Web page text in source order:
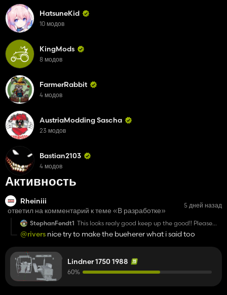
Активность
Rheiniii
ответил на комментарий к теме «В разработке»
5 дней назад
StephanFendt1 This looks realy good keep up the good!! Please
more Lindner and Steyr mods if you have Time!!!!
😃🤩🤩
@rivers nice try to make the bueherer what i said too
Lindner 1750 1988
60%
HatsuneKid
10 модов
KingMods
8 модов
FarmerRabbit
4 модов
AustriaModding Sascha
23 модов
Bastian2103
4 модов